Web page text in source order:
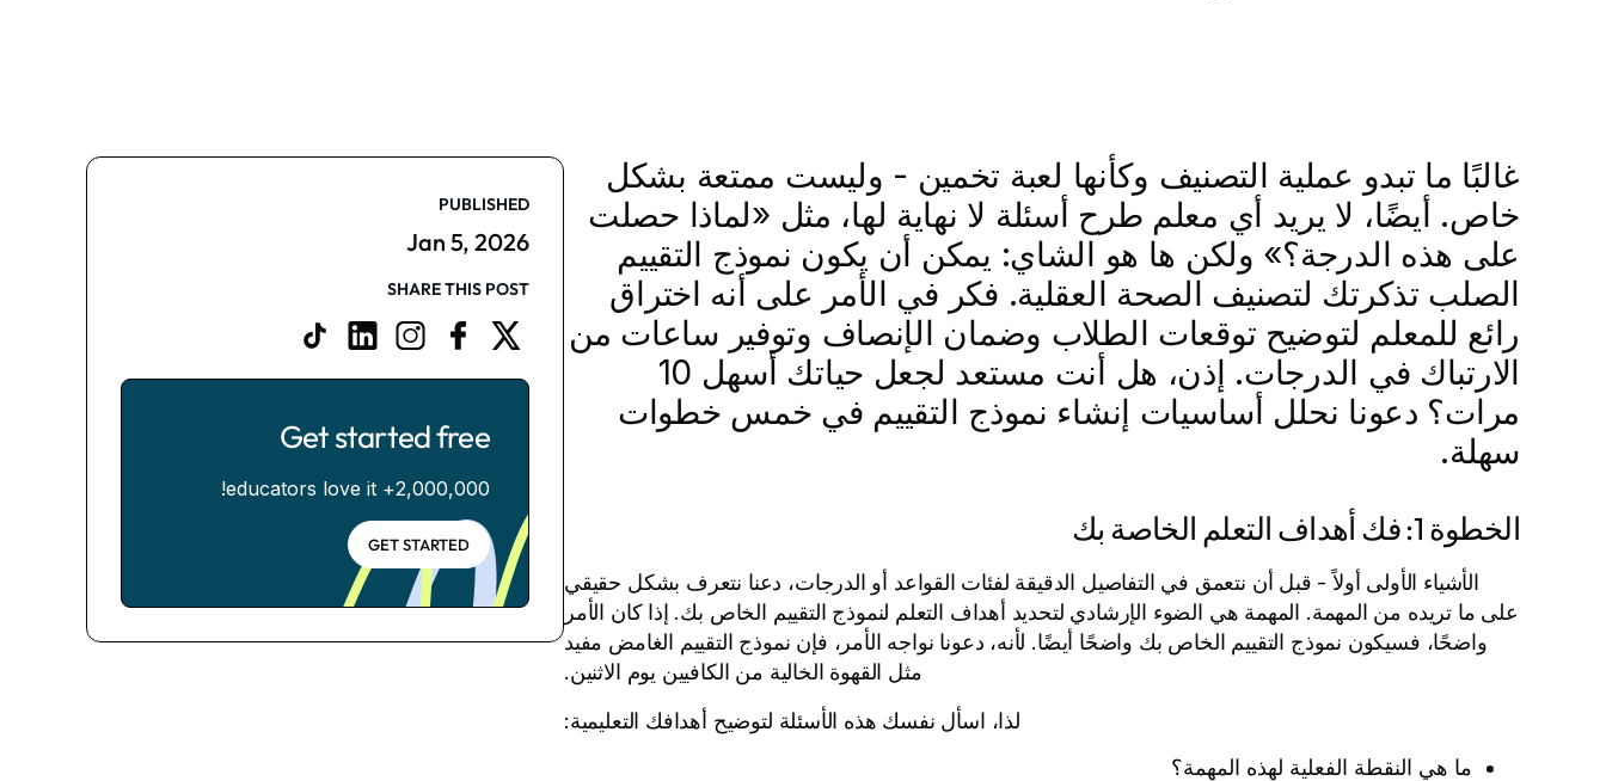
غالبًا ما تبدو عملية التصنيف وكأنها لعبة تخمين - وليست ممتعة بشكل
خاص. أيضًا، لا يريد أي معلم طرح أسئلة لا نهاية لها، مثل «لماذا حصلت
على هذه الدرجة؟» ولكن ها هو الشاي: يمكن أن يكون نموذج التقييم
الصلب تذكرتك لتصنيف الصحة العقلية. فكر في الأمر على أنه اختراق
رائع للمعلم لتوضيح توقعات الطلاب وضمان الإنصاف وتوفير ساعات من
الارتباك في الدرجات. إذن، هل أنت مستعد لجعل حياتك أسهل 10
مرات؟ دعونا نحلل أساسيات إنشاء نموذج التقييم في خمس خطوات
سهلة.
الخطوة 1: فك أهداف التعلم الخاصة بك
الأشياء الأولى أولاً - قبل أن نتعمق في التفاصيل الدقيقة لفئات القواعد أو الدرجات، دعنا نتعرف بشكل حقيقي
على ما تريده من المهمة. المهمة هي الضوء الإرشادي لتحديد أهداف التعلم لنموذج التقييم الخاص بك. إذا كان الأمر
واضحًا، فسيكون نموذج التقييم الخاص بك واضحًا أيضًا. لأنه، دعونا نواجه الأمر، فإن نموذج التقييم الغامض مفيد
مثل القهوة الخالية من الكافيين يوم الاثنين.
لذا، اسأل نفسك هذه الأسئلة لتوضيح أهدافك التعليمية:
ما هي النقطة الفعلية لهذه المهمة؟
PUBLISHED
Jan 5, 2026
SHARE THIS POST
Get started free
2,000,000+ educators love it!
GET STARTED